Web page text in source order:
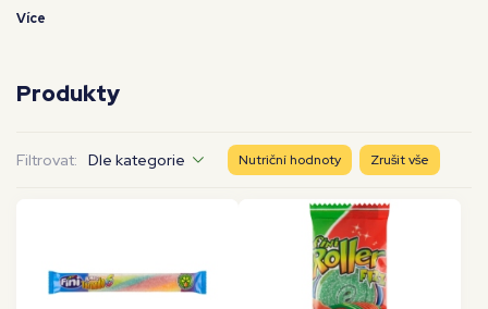
Více
Produkty
Filtrovat: Dle kategorie Nutriční hodnoty Zrušit vše